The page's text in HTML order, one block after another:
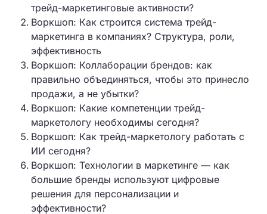
трейд-маркетинговые активности?
Воркшоп: Как строится система трейд-
маркетинга в компаниях? Структура, роли,
эффективность
Воркшоп: Коллаборации брендов: как
правильно объединяться, чтобы это принесло
продажи, а не убытки?
Воркшоп: Какие компетенции трейд-
маркетологу необходимы сегодня?
Воркшоп: Как трейд-маркетологу работать с
ИИ сегодня?
Воркшоп: Технологии в маркетинге — как
большие бренды используют цифровые
решения для персонализации и
эффективности?